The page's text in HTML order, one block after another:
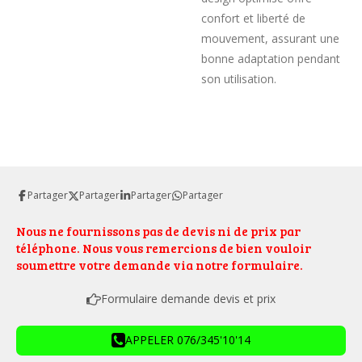
confort et liberté de
mouvement, assurant une
bonne adaptation pendant
son utilisation.
Partager Partager Partager Partager
Nous ne fournissons pas de devis ni de prix par
téléphone. Nous vous remercions de bien vouloir
soumettre votre demande via notre formulaire.
Formulaire demande devis et prix
APPELER 076/345'10'14